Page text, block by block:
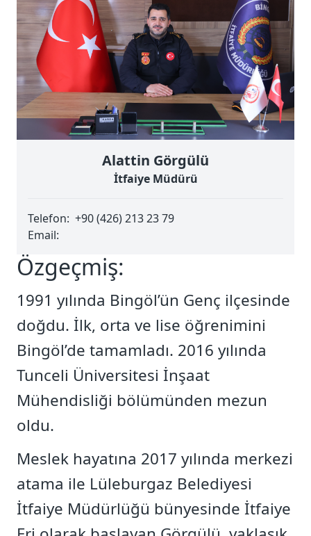
Alattin Görgülü
İtfaiye Müdürü
Telefon: +90 (426) 213 23 79
Email:
Özgeçmiş:
1991 yılında Bingöl’ün Genç ilçesinde
doğdu. İlk, orta ve lise öğrenimini
Bingöl’de tamamladı. 2016 yılında
Tunceli Üniversitesi İnşaat
Mühendisliği bölümünden mezun
oldu.
Meslek hayatına 2017 yılında merkezi
atama ile Lüleburgaz Belediyesi
İtfaiye Müdürlüğü bünyesinde İtfaiye